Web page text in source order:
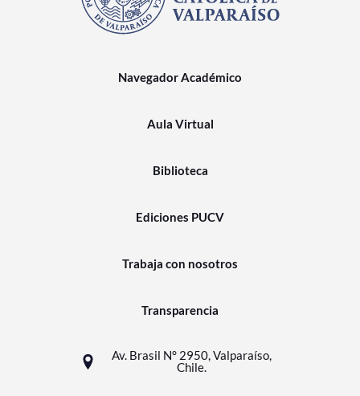
Navegador Académico
Aula Virtual
Biblioteca
Ediciones PUCV
Trabaja con nosotros
Transparencia
Av. Brasil N° 2950, Valparaíso,
Chile.